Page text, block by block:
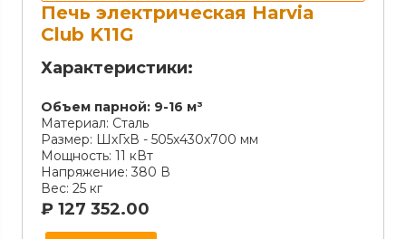
Печь электрическая Harvia
Club K11G
Характеристики:
Объем парной: 9-16 м³
Материал: Сталь
Размер: ШхГхВ - 505х430х700 мм
Мощность: 11 кВт
Напряжение: 380 В
Вес: 25 кг
₽ 127 352.00